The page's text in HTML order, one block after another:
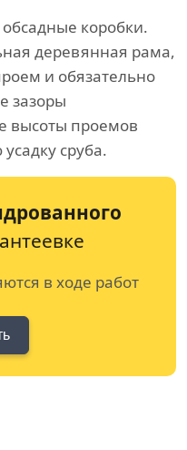
коробки.
деревянная рама,
и обязательно
зазоры
высоты проемов
сруба.
в ходе работ